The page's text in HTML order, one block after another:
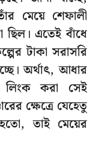
মেয়ে শেফালী
ছিল। এতেই বাঁধে
টাকা সরাসরি
অর্থাৎ, আধার
লিংক করা সেই
ক্ষেত্রে যেহেতু
তাই মেয়ের